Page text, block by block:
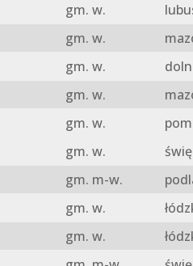
gm. w.
gm. w.
gm. w.
gm. w.
gm. w.
gm. w.
gm. m-w.
gm. w.
gm. w.